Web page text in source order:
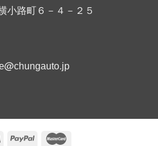
路町６－４－２５